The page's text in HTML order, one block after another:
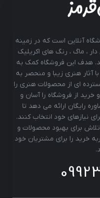
آنلاین است که در زمینه
، ماگ ، رنگ های اکریلیک
هدف این فروشگاه کمک به
آثار هنری زیبا و منحصر به
ای از محصولات هنری را
از فروشگاه را آسان و
رایگان ارائه می دهد تا
نیازهای خود انتخاب کنند.
برای بهبود محصولات و
خرید را برای مشتریان خود